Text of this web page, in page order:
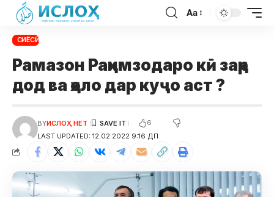
Aa
СИЁСӢ
Рамазон Раҳимзодаро кӣ заҳр
дод ва ҳоло дар куҷо аст ?
LAST UPDATED: 12.02.2022 9:16 ДП
BYИСЛОҲ НЕТ 6